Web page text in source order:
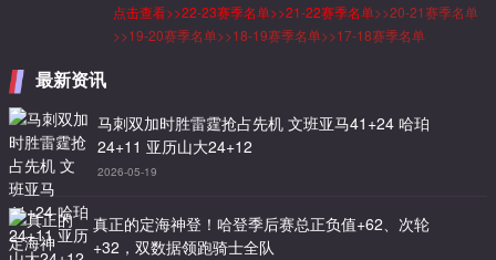
点击查看>>22-23赛季名单>>21-22赛季名单>>20-21赛季名单
>>19-20赛季名单>>18-19赛季名单>>17-18赛季名单
最新资讯
马刺双加时胜雷霆抢占先机 文班亚马41+24 哈珀
24+11 亚历山大24+12
2026-05-19
真正的定海神登！哈登季后赛总正负值+62、次轮
+32，双数据领跑骑士全队